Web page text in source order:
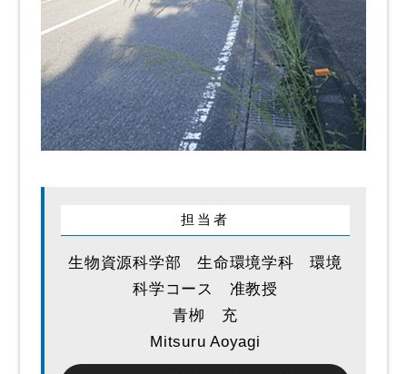
担当者
生物資源科学部 生命環境学科 環境
科学コース 准教授
青栁 充
Mitsuru Aoyagi